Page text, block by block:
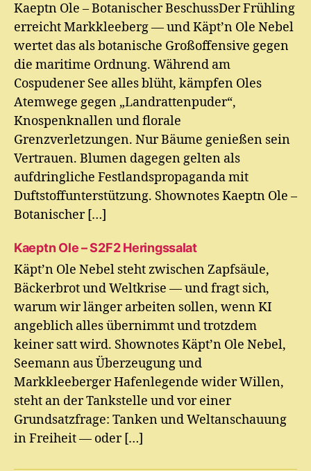
Kaeptn Ole – Botanischer BeschussDer Frühling
erreicht Markkleeberg — und Käpt’n Ole Nebel
wertet das als botanische Großoffensive gegen
die maritime Ordnung. Während am
Cospudener See alles blüht, kämpfen Oles
Atemwege gegen „Landrattenpuder“,
Knospenknallen und florale
Grenzverletzungen. Nur Bäume genießen sein
Vertrauen. Blumen dagegen gelten als
aufdringliche Festlandspropaganda mit
Duftstoffunterstützung. Shownotes Kaeptn Ole –
Botanischer […]
Kaeptn Ole – S2F2 Heringssalat
Käpt’n Ole Nebel steht zwischen Zapfsäule,
Bäckerbrot und Weltkrise — und fragt sich,
warum wir länger arbeiten sollen, wenn KI
angeblich alles übernimmt und trotzdem
keiner satt wird. Shownotes Käpt’n Ole Nebel,
Seemann aus Überzeugung und
Markkleeberger Hafenlegende wider Willen,
steht an der Tankstelle und vor einer
Grundsatzfrage: Tanken und Weltanschauung
in Freiheit — oder […]